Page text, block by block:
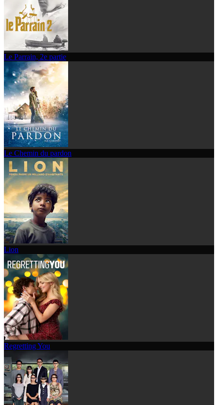
Le Parrain, 2e partie
Le Chemin du pardon
Lion
Regretting You